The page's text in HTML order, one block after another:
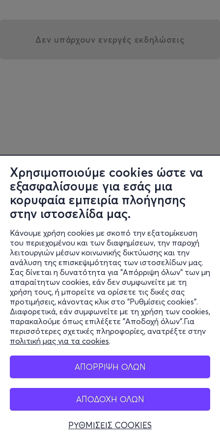
Χρησιμοποιούμε cookies ώστε να
εξασφαλίσουμε για εσάς μια
κορυφαία εμπειρία πλοήγησης
στην ιστοσελίδα μας.
Κάνουμε χρήση cookies με σκοπό την εξατομίκευση
του περιεχομένου και των διαφημίσεων, την παροχή
λειτουργιών μέσων κοινωνικής δικτύωσης και την
ανάλυση της επισκεψιμότητας των ιστοσελίδων μας.
Σας δίνεται η δυνατότητα για "Απόρριψη όλων" των μη
απαραίτητων cookies, εάν δεν συμφωνείτε με τη
χρήση τους, ή μπορείτε να ορίσετε τις δικές σας
προτιμήσεις, κάνοντας κλικ στο "Ρυθμίσεις cookies".
Διαφορετικά, εάν συμφωνείτε με τη χρήση των cookies,
παρακαλούμε όπως επιλέξετε "Αποδοχή όλων".Για
περισσότερες σχετικές πληροφορίες, ανατρέξτε στην
πολιτική μας για τα cookies.
ΑΠΟΡΡΙΨΗ ΟΛΩΝ
ΑΠΟΔΟΧΗ ΟΛΩΝ
ΡΥΘΜΙΣΕΙΣ COOKIES
Δεν υπάρχουν ενεργές εκδηλώσεις